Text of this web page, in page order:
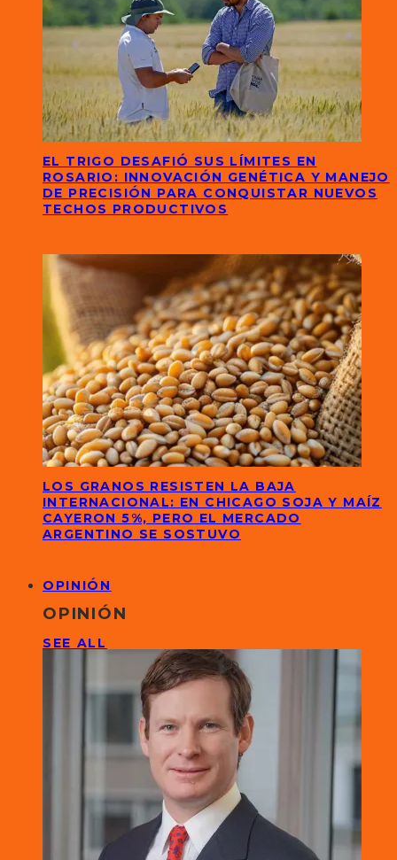
EL TRIGO DESAFIÓ SUS LÍMITES EN
ROSARIO: INNOVACIÓN GENÉTICA Y MANEJO
DE PRECISIÓN PARA CONQUISTAR NUEVOS
TECHOS PRODUCTIVOS
LOS GRANOS RESISTEN LA BAJA
INTERNACIONAL: EN CHICAGO SOJA Y MAÍZ
CAYERON 5%, PERO EL MERCADO
ARGENTINO SE SOSTUVO
OPINIÓN
OPINIÓN
SEE ALL